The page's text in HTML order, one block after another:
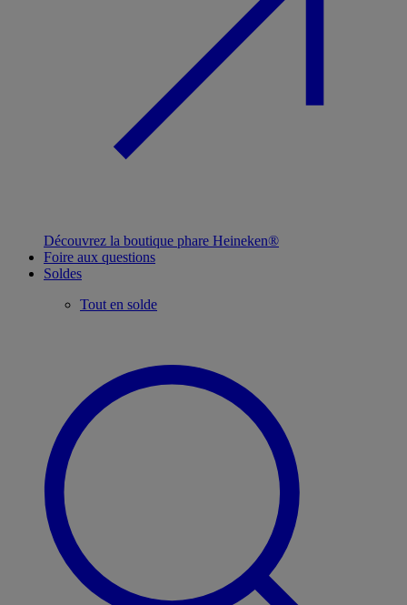
Découvrez la boutique phare Heineken®
Foire aux questions
Soldes
Tout en solde